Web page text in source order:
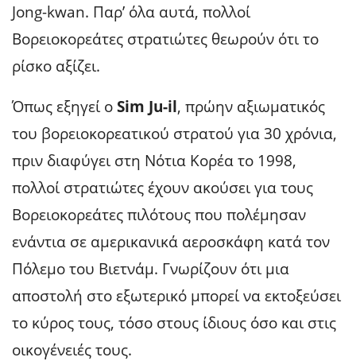
Jong-kwan. Παρ’ όλα αυτά, πολλοί
Βορειοκορεάτες στρατιώτες θεωρούν ότι το
ρίσκο αξίζει.
Όπως εξηγεί οSim Ju-il, πρώην αξιωματικός
του βορειοκορεατικού στρατού για 30 χρόνια,
πριν διαφύγει στη Νότια Κορέα το 1998,
πολλοί στρατιώτες έχουν ακούσει για τους
Βορειοκορεάτες πιλότους που πολέμησαν
ενάντια σε αμερικανικά αεροσκάφη κατά τον
Πόλεμο του Βιετνάμ. Γνωρίζουν ότι μια
αποστολή στο εξωτερικό μπορεί να εκτοξεύσει
το κύρος τους, τόσο στους ίδιους όσο και στις
οικογένειές τους.